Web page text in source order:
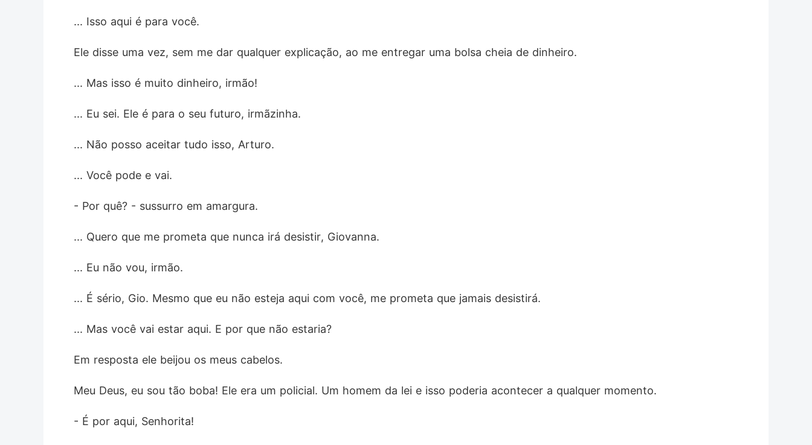
... Isso aqui é para você.
Ele disse uma vez, sem me dar qualquer explicação, ao me entregar uma bolsa cheia de dinheiro.
... Mas isso é muito dinheiro, irmão!
... Eu sei. Ele é para o seu futuro, irmãzinha.
... Não posso aceitar tudo isso, Arturo.
... Você pode e vai.
- Por quê? - sussurro em amargura.
... Quero que me prometa que nunca irá desistir, Giovanna.
... Eu não vou, irmão.
... É sério, Gio. Mesmo que eu não esteja aqui com você, me prometa que jamais desistirá.
... Mas você vai estar aqui. E por que não estaria?
Em resposta ele beijou os meus cabelos.
Meu Deus, eu sou tão boba! Ele era um policial. Um homem da lei e isso poderia acontecer a qualquer momento.
- É por aqui, Senhorita!